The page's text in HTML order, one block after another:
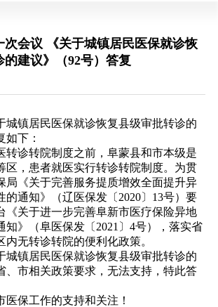
次会议 《关于城镇居民医保就诊恢
建议》（92号）答复
镇居民医保就诊恢复县级审批转诊的
如下：
诊转院制度之前，阜蒙县和市本级是
区，患者就医实行转诊转院制度。为贯
局《关于完善服务提质增效全面提升异
的通知》（辽医保发〔2020〕13号）要
《关于进一步完善阜新市医疗保险异地
知》（阜医保发〔2021〕4号），落实省
内无转诊转院的便利化政策。
镇居民医保就诊恢复县级审批转诊的
、市相关政策要求，无法支持，特此答
保工作的支持和关注！